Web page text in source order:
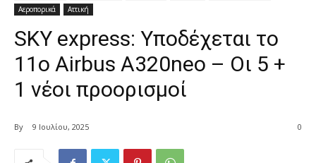
Αεροπορικά
Αττική
SKY express: Υποδέχεται το
11ο Airbus A320neo – Οι 5 +
1 νέοι προορισμοί
By 9 Ιουλίου, 2025 0